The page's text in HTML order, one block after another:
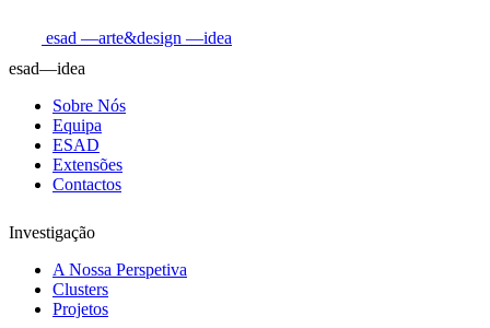
esad —arte&design —idea
esad—idea
Sobre Nós
Equipa
ESAD
Extensões
Contactos
Investigação
A Nossa Perspetiva
Clusters
Projetos